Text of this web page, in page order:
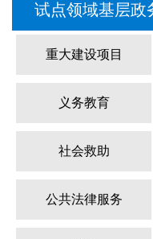
试点领域基层政
重大建设项目
义务教育
社会救助
公共法律服务